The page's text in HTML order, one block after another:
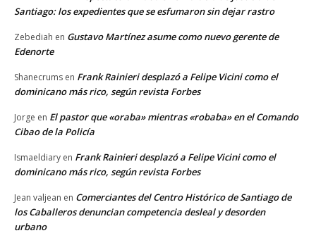
Santiago: los expedientes que se esfumaron sin dejar rastro
Zebediah en Gustavo Martínez asume como nuevo gerente de
Edenorte
Shanecrums en Frank Rainieri desplazó a Felipe Vicini como el
dominicano más rico, según revista Forbes
Jorge en El pastor que «oraba» mientras «robaba» en el Comando
Cibao de la Policía
Ismaeldiary en Frank Rainieri desplazó a Felipe Vicini como el
dominicano más rico, según revista Forbes
Jean valjean en Comerciantes del Centro Histórico de Santiago de
los Caballeros denuncian competencia desleal y desorden
urbano